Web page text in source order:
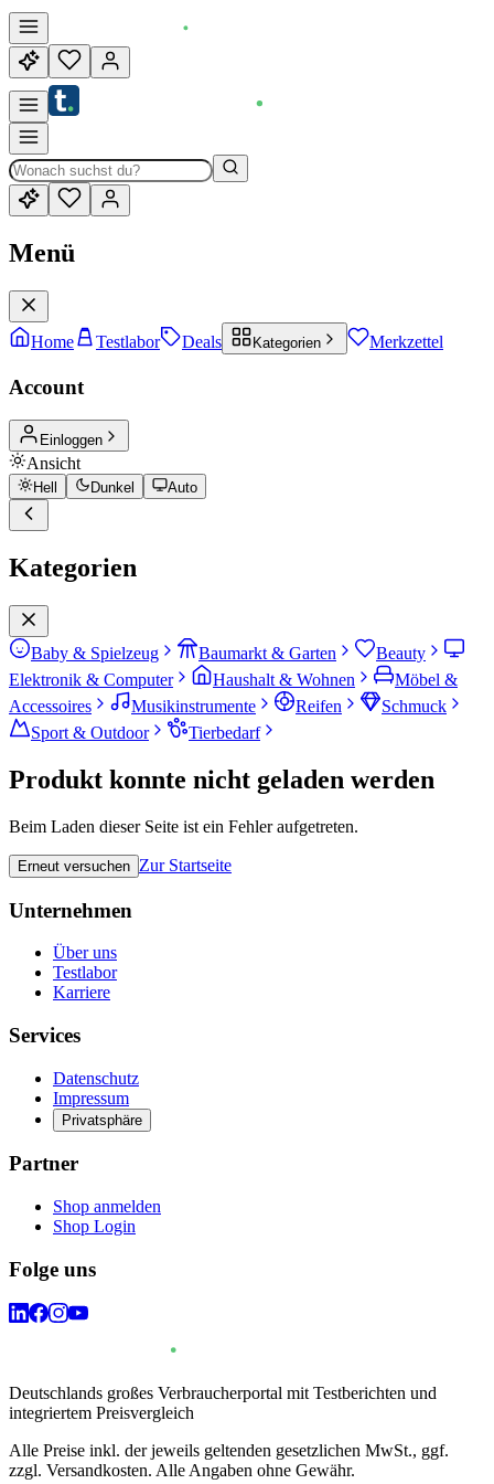
Menü
Home Testlabor Deals Kategorien Merkzettel
Account
Einloggen
Ansicht
Hell Dunkel Auto
Kategorien
Baby & Spielzeug Baumarkt & Garten
Beauty
Elektronik & Computer
Haushalt & Wohnen
Möbel &
Accessoires
Musikinstrumente Reifen
Schmuck
Sport & Outdoor
Tierbedarf
Produkt konnte nicht geladen werden
Beim Laden dieser Seite ist ein Fehler aufgetreten.
Erneut versuchen Zur Startseite
Unternehmen
Über uns
Testlabor
Karriere
Services
Datenschutz
Impressum
Privatsphäre
Partner
Shop anmelden
Shop Login
Folge uns
Deutschlands großes Verbraucherportal mit Testberichten und
integriertem Preisvergleich
Alle Preise inkl. der jeweils geltenden gesetzlichen MwSt., ggf.
zzgl. Versandkosten. Alle Angaben ohne Gewähr.